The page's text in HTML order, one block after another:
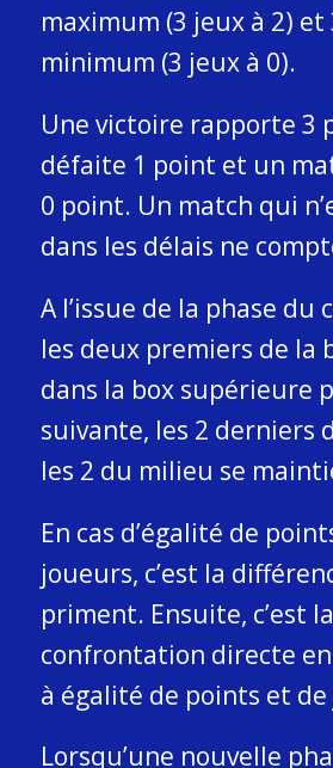
maximum (3 jeux à 2) et
minimum (3 jeux à 0).
Une victoire rapporte 3
défaite 1 point et un
0 point. Un match qui
dans les délais ne
A l’issue de la phase du
les deux premiers de la
dans la box supérieure
suivante, les 2 derniers
les 2 du milieu se
En cas d’égalité de
joueurs, c’est la
priment. Ensuite, c’est la
confrontation directe
à égalité de points et
Lorsqu’une nouvelle